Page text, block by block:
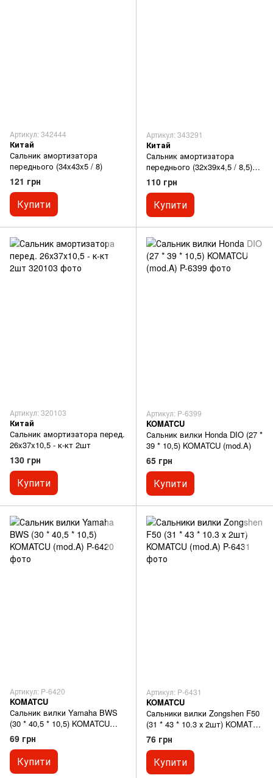
Артикул: 342444
Китай
Сальник амортизатора
переднього (34x43x5 / 8)
121 грн
Купити
Артикул: 343291
Китай
Сальник амортизатора
переднього (32x39x4,5 / 8,5)
6V
110 грн
Купити
Артикул: 320103
Китай
Сальник амортизатора перед.
26x37x10,5 - к-кт 2шт
130 грн
Купити
Артикул: P-6399
KOMATCU
Сальник вилки Honda DIO (27 *
39 * 10,5) KOMATCU (mod.A)
65 грн
Купити
Артикул: P-6420
KOMATCU
Сальник вилки Yamaha BWS
(30 * 40,5 * 10,5) KOMATCU
(mod.A)
69 грн
Купити
Артикул: P-6431
KOMATCU
Сальники вилки Zongshen F50
(31 * 43 * 10.3 х 2шт) KOMATCU
(mod.A)
76 грн
Купити